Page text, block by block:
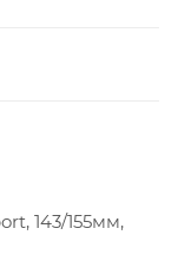
143/155мм,